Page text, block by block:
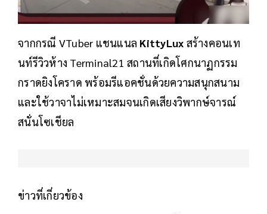
จากกรณี VTuber แชนแนล KittyLux สร้างคอนเท
นท์รีวิวห้าง Terminal21 สถานที่เกิดโศกนาฏกรรม
กราดยิงโคราด พร้อมรีแอคชั่นด้วยความสนุกสนาม
และใช้วาจาไม่เหมาะสมจนเกิดเสียงวิพากษ์จารณ์
สนั่นโซเชียล
ข่าวที่เกี่ยวข้อง